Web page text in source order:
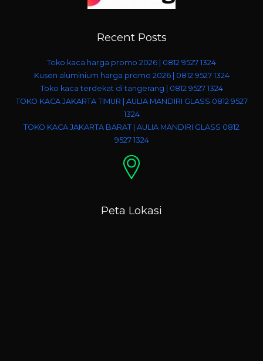
Recent Posts
Toko kaca harga promo 2026 | 0812 9527 1324
Kusen aluminium harga promo 2026 | 0812 9527 1324
Toko kaca terdekat di tangerang | 0812 9527 1324
TOKO KACA JAKARTA TIMUR | AULIA MANDIRI GLASS 0812 9527
1324
TOKO KACA JAKARTA BARAT | AULIA MANDIRI GLASS 0812
9527 1324
Peta Lokasi